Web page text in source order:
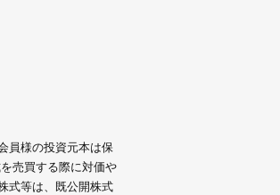
員様の投資元本は保
売買する際に対価や
式等は、既公開株式